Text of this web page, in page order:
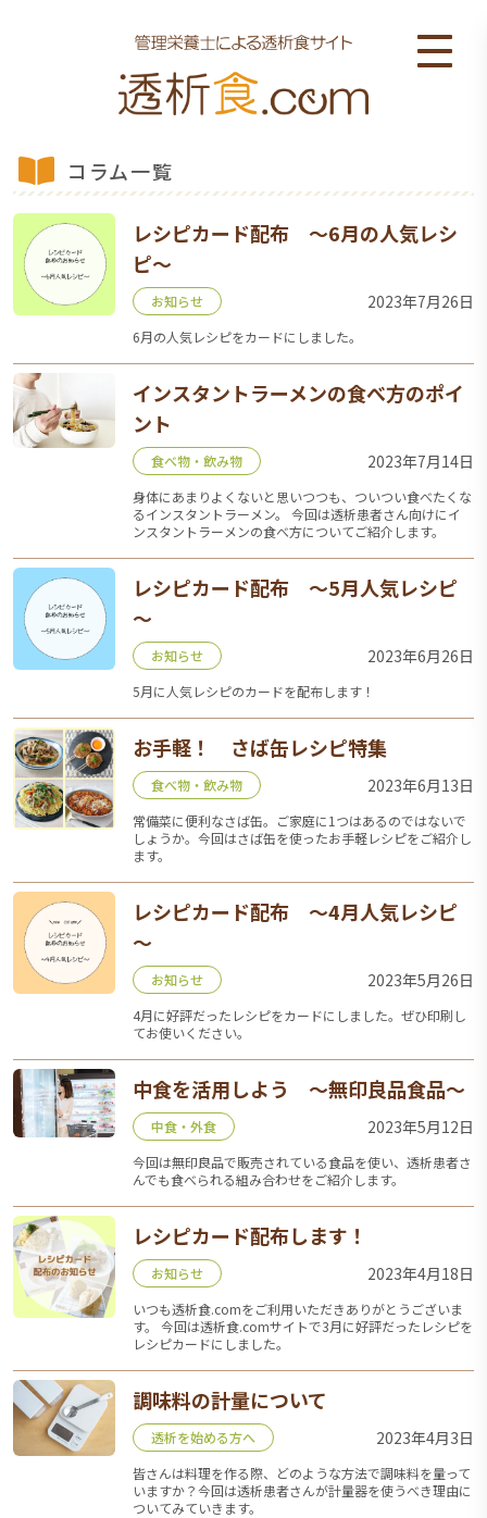
コラム一覧
レシピカード配布 ～6月の人気レシ
ピ～
お知らせ 2023年7月26日
6月の人気レシピをカードにしました。
インスタントラーメンの食べ方のポイ
ント
食べ物・飲み物 2023年7月14日
身体にあまりよくないと思いつつも、ついつい食べたくな
るインスタントラーメン。 今回は透析患者さん向けにイ
ンスタントラーメンの食べ方についてご紹介します。
レシピカード配布 ～5月人気レシピ
～
お知らせ 2023年6月26日
5月に人気レシピのカードを配布します！
お手軽！ さば缶レシピ特集
食べ物・飲み物 2023年6月13日
常備菜に便利なさば缶。ご家庭に1つはあるのではないで
しょうか。今回はさば缶を使ったお手軽レシピをご紹介し
ます。
レシピカード配布 ～4月人気レシピ
～
お知らせ 2023年5月26日
4月に好評だったレシピをカードにしました。ぜひ印刷し
てお使いください。
中食を活用しよう ～無印良品食品～
中食・外食 2023年5月12日
今回は無印良品で販売されている食品を使い、透析患者さ
んでも食べられる組み合わせをご紹介します。
レシピカード配布します！
お知らせ 2023年4月18日
いつも透析食.comをご利用いただきありがとうございま
す。 今回は透析食.comサイトで3月に好評だったレシピを
レシピカードにしました。
調味料の計量について
透析を始める方へ 2023年4月3日
皆さんは料理を作る際、どのような方法で調味料を量って
いますか？今回は透析患者さんが計量器を使うべき理由に
ついてみていきます。